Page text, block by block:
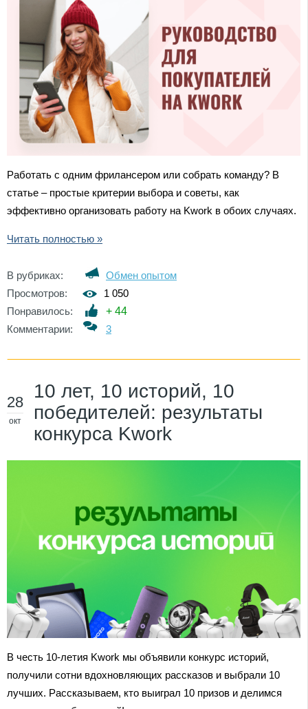
Работать с одним фрилансером или собрать команду? В
статье – простые критерии выбора и советы, как
эффективно организовать работу на Kwork в обоих случаях.
Читать полностью »
В рубриках:
Обмен опытом
Просмотров:
1 050
Понравилось:
+ 44
Комментарии:
3
28
окт
10 лет, 10 историй, 10
победителей: результаты
конкурса Kwork
В честь 10-летия Kwork мы объявили конкурс историй,
получили сотни вдохновляющих рассказов и выбрали 10
лучших. Рассказываем, кто выиграл 10 призов и делимся